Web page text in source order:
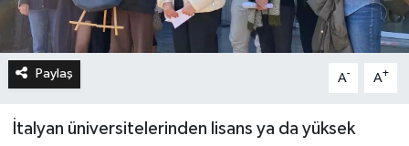
Paylaş A- A+
İtalyan üniversitelerinden lisans ya da yüksek